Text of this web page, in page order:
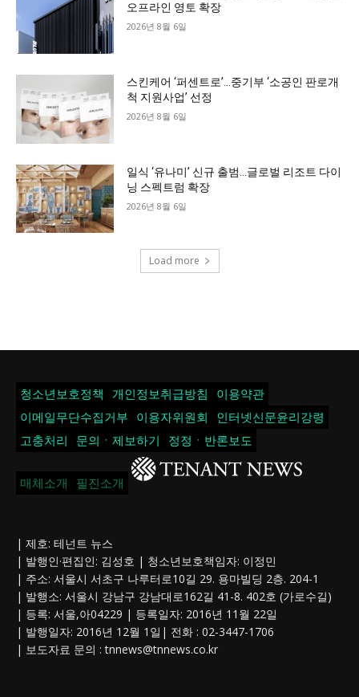
오프라인 영토 확장
2026년 8월 6일
스킨케어 ‘퍼센트로’…중기부 ‘소공인 판로개
척 지원사업’ 선정
2026년 8월 6일
일식 ‘유나미’ 신규 출범…글로벌 리조트 다이
닝 스펙트럼 확장
2026년 8월 6일
Load more
청소년보호정책 개인정보취급방침
이용약관
이메일무단수집거부
이용자위원회
인터넷신문윤리강령
고충처리
문의ㆍ제보하기 정정ㆍ반론보도
매체소개 필진소개
| 제호: 테넌트 뉴스
| 발행인·편집인: 김성호 | 청소년보호책임자: 이정민
| 주소: 서울시 서초구 나루터로10길 29. 용마빌딩 2층. 204-1
| 발행소: 서울시 강남구 강남대로162길 41-8. 402호 (가로수길)
| 등록: 서울,아04229 | 등록일자: 2016년 11월 22일
| 발행일자: 2016년 12월 1일| 전화 : 02-3447-1706
| 보도자료 문의 :tnnews@tnnews.co.kr